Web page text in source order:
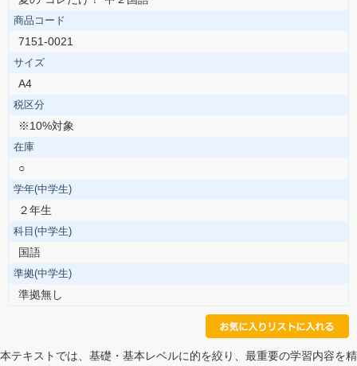
商品コード
7151-0021
サイズ
A4
税区分
※10%対象
在庫
○
学年(中学生)
２年生
科目(中学生)
国語
準拠(中学生)
準拠無し
本テキストでは、基礎・基本レベルに的を絞り、最重要の学習内容を精